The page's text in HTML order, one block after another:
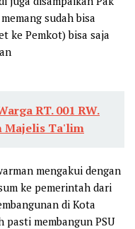
sudah bisa
ke Pemkot) bisa saja
RT. 001 RW.
Majelis Ta'lim
mengakui dengan
ke pemerintah dari
di Kota
pasti membangun PSU